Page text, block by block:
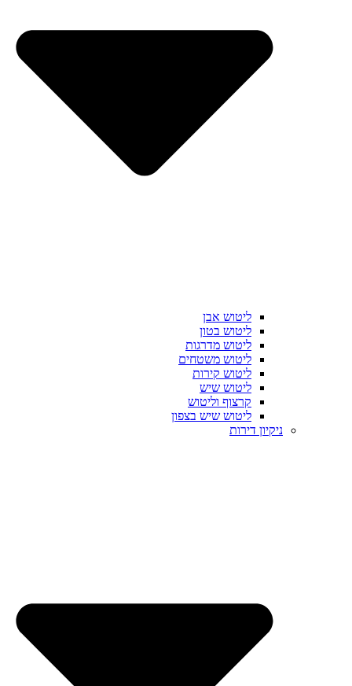
ליטוש אבן
ליטוש בטון
ליטוש מדרגות
ליטוש משטחים
ליטוש קירות
ליטוש שיש
קרצוף וליטוש
ליטוש שיש בצפון
ניקיון דירות